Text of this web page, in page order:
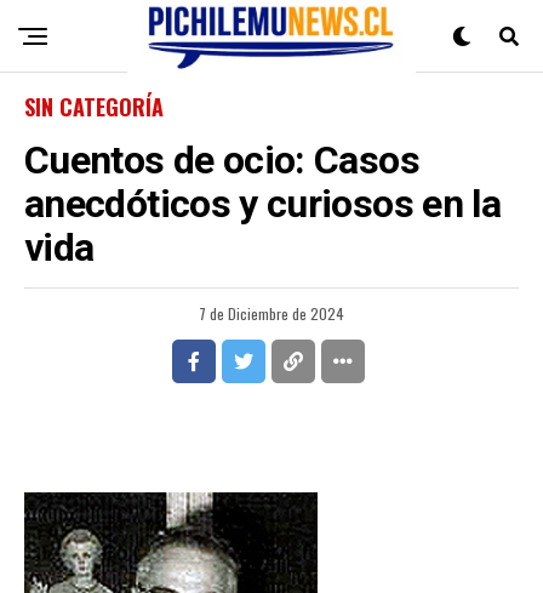
SIN CATEGORÍA
Cuentos de ocio: Casos
anecdóticos y curiosos en la
vida
7 de Diciembre de 2024